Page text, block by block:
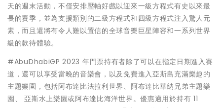
天的週末活動，不僅安排壓軸好戲以迎來一級方程式有史以來最
長的賽季，並為支援類別的二級方程式和四級方程式注入驚人元
素，而且還將有令人難以置信的全球音樂巨星陣容和一系列世界
級的款待體驗。
#AbuDhabiGP 2023 年門票持有者除了可以在指定日期進入賽
道，還可以享受當晚的音樂會，以及免費進入亞斯島充滿樂趣的
主題樂園，包括阿布達比法拉利世界、阿布達比華納兄弟主題樂
園、 亞斯水上樂園或阿布達比海洋世界。優惠適用於持有 11